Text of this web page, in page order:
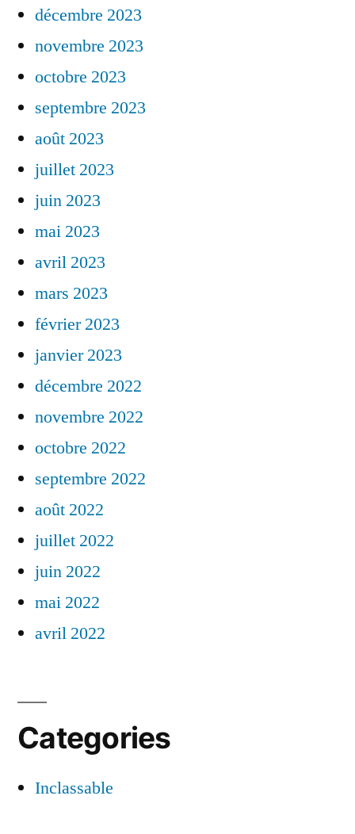
décembre 2023
novembre 2023
octobre 2023
septembre 2023
août 2023
juillet 2023
juin 2023
mai 2023
avril 2023
mars 2023
février 2023
janvier 2023
décembre 2022
novembre 2022
octobre 2022
septembre 2022
août 2022
juillet 2022
juin 2022
mai 2022
avril 2022
Categories
Inclassable